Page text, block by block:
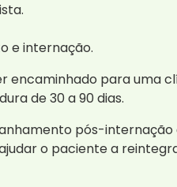
e internação.
encaminhado para uma
de 30 a 90 dias.
pós-
o paciente a